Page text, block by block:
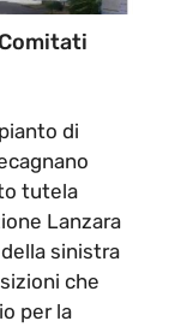
di
tutela
Lanzara
sinistra
che
per la